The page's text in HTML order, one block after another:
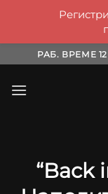
to
content
РАБ. ВРЕМЕ 12
“Back